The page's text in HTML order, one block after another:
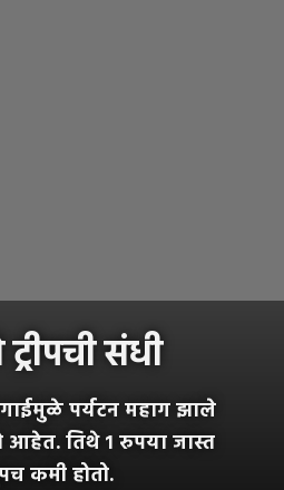
संधी
पर्यटन महाग झाले
तिथे १ रुपया जास्त
कमी होतो.